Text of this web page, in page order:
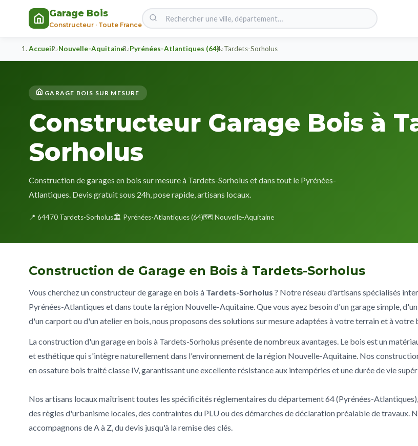
Garage Bois
Constructeur · Toute France
Accueil Nouvelle-Aquitaine Pyrénées-Atlantiques (64) Tardets-Sorholus
GARAGE BOIS SUR MESURE
Constructeur Garage Bois à
Sorholus
Construction de garages en bois sur mesure à Tardets-Sorholus et dans tout le Pyrénées-
Atlantiques. Devis gratuit sous 24h, pose rapide, artisans locaux.
📍 64470 Tardets-Sorholus🏛️ Pyrénées-Atlantiques (64)🗺️ Nouvelle-Aquitaine
Construction de Garage en Bois à Tardets-Sorholus
Vous cherchez un constructeur de garage en bois à Tardets-Sorholus ? Notre réseau d'artisans spécialisés
Pyrénées-Atlantiques et dans toute la région Nouvelle-Aquitaine. Que vous ayez besoin d'un garage simple,
d'un carport ou d'un atelier en bois, nous proposons des solutions sur mesure adaptées à votre terrain et à votre
La construction d'un garage en bois à Tardets-Sorholus présente de nombreux avantages. Le bois est un
et esthétique qui s'intègre naturellement dans l'environnement de la région Nouvelle-Aquitaine. Nos
en ossature bois traité classe IV, garantissant une excellente résistance aux intempéries et une durée de vie
Nos artisans locaux maîtrisent toutes les spécificités réglementaires du département 64 (Pyrénées-
des règles d'urbanisme locales, des contraintes du PLU ou des démarches de déclaration préalable de travaux.
accompagnons de A à Z, du devis jusqu'à la remise des clés.